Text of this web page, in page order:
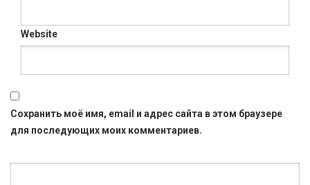
Website
Сохранить моё имя, email и адрес сайта в этом браузере
для последующих моих комментариев.